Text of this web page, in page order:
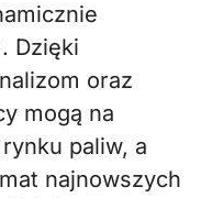
Dzięki
oraz
mogą na
paliw, a
najnowszych